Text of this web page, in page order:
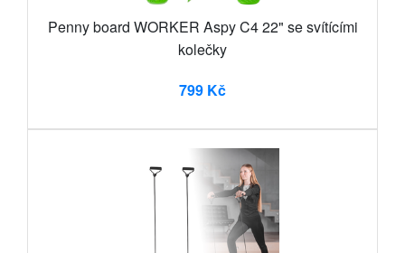
Penny board WORKER Aspy C4 22" se svítícími
kolečky
799 Kč